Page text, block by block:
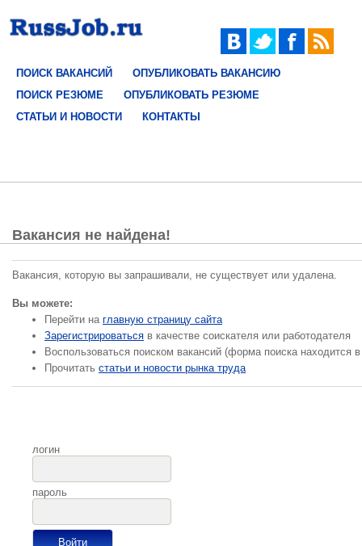
ПОИСК ВАКАНСИЙ
ОПУБЛИКОВАТЬ ВАКАНСИЮ
ПОИСК РЕЗЮМЕ
ОПУБЛИКОВАТЬ РЕЗЮМЕ
СТАТЬИ И НОВОСТИ
КОНТАКТЫ
Вакансия не найдена!
Вакансия, которую вы запрашивали, не существует или удалена.
Вы можете:
Перейти на главную страницу сайта
Зарегистрироваться в качестве соискателя или работодателя
Воспользоваться поиском вакансий (форма поиска находится
Прочитать статьи и новости рынка труда
логин
пароль